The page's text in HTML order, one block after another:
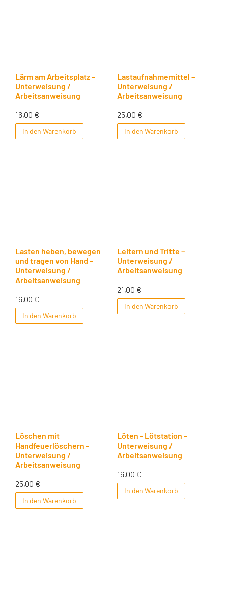
Lärm am Arbeitsplatz –
Unterweisung /
Arbeitsanweisung
16,00 €
In den Warenkorb
Lastaufnahmemittel –
Unterweisung /
Arbeitsanweisung
25,00 €
In den Warenkorb
Lasten heben, bewegen
und tragen von Hand –
Unterweisung /
Arbeitsanweisung
16,00 €
In den Warenkorb
Leitern und Tritte –
Unterweisung /
Arbeitsanweisung
21,00 €
In den Warenkorb
Löschen mit
Handfeuerlöschern –
Unterweisung /
Arbeitsanweisung
25,00 €
In den Warenkorb
Löten – Lötstation –
Unterweisung /
Arbeitsanweisung
16,00 €
In den Warenkorb